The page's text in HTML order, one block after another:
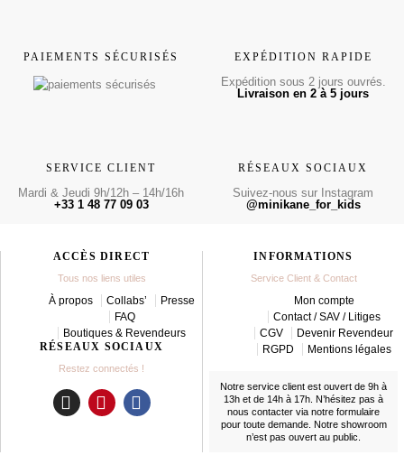
PAIEMENTS SÉCURISÉS EXPÉDITION RAPIDE
Expédition sous 2 jours ouvrés.
Livraison en 2 à 5 jours
SERVICE CLIENT
Mardi & Jeudi 9h/12h – 14h/16h
+33 1 48 77 09 03
RÉSEAUX SOCIAUX
Suivez-nous sur Instagram
@minikane_for_kids
ACCÈS DIRECT
Tous nos liens utiles
À propos Collabs’
Presse
FAQ
Boutiques & Revendeurs
RÉSEAUX SOCIAUX
Restez connectés !
I
P
F
INFORMATIONS
Service Client & Contact
Mon compte
Contact / SAV / Litiges
CGV
Devenir Revendeur
RGPD
Mentions légales
Notre service client est ouvert de 9h à
13h et de 14h à 17h. N’hésitez pas à
nous contacter via notre formulaire
pour toute demande. Notre showroom
n’est pas ouvert au public.